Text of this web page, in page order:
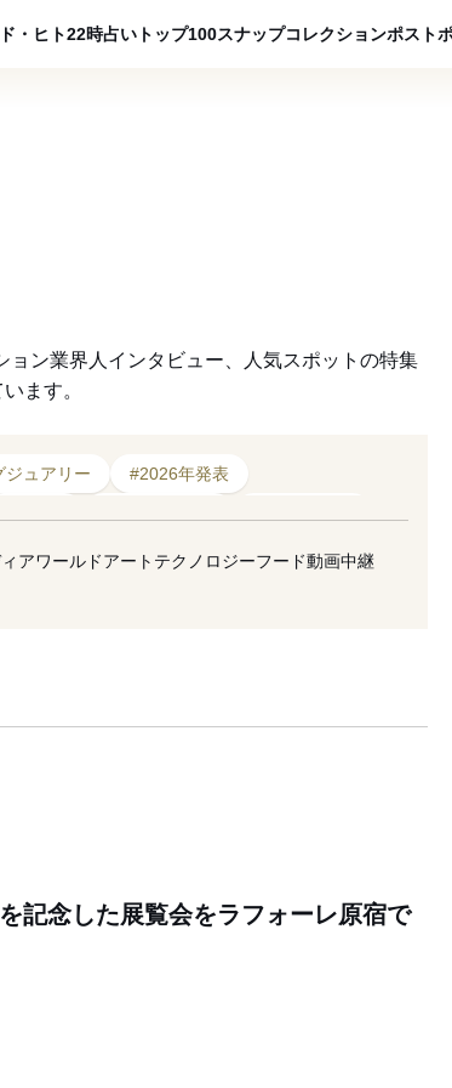
・ヒト22時占い トップ100スナップコレクションポスト
ン業界人インタビュー、人気スポットの特集
ます。
ジュアリー
#2026年発表
ア #起用 #LVMH
#ヴィジュアル
アワールドアート テクノロジーフード動画中継
記念した展覧会をラフォーレ原宿で